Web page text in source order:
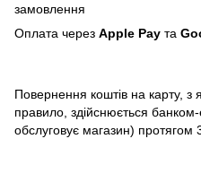
замовлення
Оплата через Apple Pay та
Повернення коштів на карту, з
правило, здійснюється
обслуговує магазин) протягом